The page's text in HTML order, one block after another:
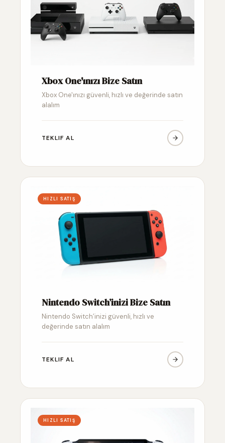
Xbox One'ınızı Bize Satın
Xbox One'ınızı güvenli, hızlı ve değerinde satın
alalım
TEKLIF AL
HIZLI SATIŞ
Nintendo Switch’inizi Bize Satın
Nintendo Switch’inizi güvenli, hızlı ve
değerinde satın alalım
TEKLIF AL
HIZLI SATIŞ